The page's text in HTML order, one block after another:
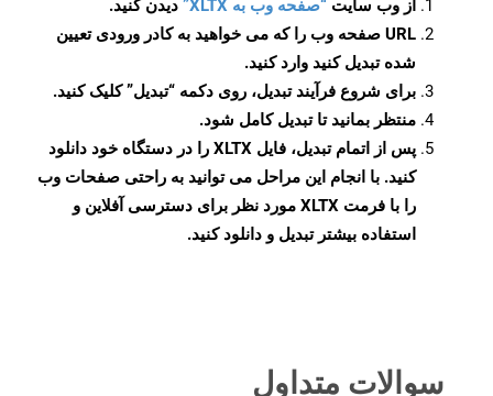
از وب سایت “صفحه وب به XLTX”
دیدن کنید.
URL صفحه وب را که می خواهید به کادر ورودی تعیین
شده تبدیل کنید وارد کنید.
برای شروع فرآیند تبدیل، روی دکمه “تبدیل” کلیک کنید.
منتظر بمانید تا تبدیل کامل شود.
پس از اتمام تبدیل، فایل XLTX را در دستگاه خود دانلود
کنید. با انجام این مراحل می توانید به راحتی صفحات وب
را با فرمت XLTX مورد نظر برای دسترسی آفلاین و
استفاده بیشتر تبدیل و دانلود کنید.
سوالات متداول